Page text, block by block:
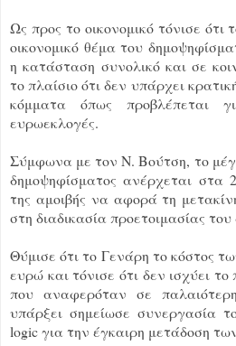
Ως προς το οικονομικό τόνισε
οικονομικό θέμα του
η κατάσταση συνολικό και σε
το πλαίσιο ότι δεν υπάρχει
κόμματα όπως προβλέπεται
ευρωεκλογές.
Σύμφωνα με τον Ν. Βούτση, το
δημοψηφίσματος ανέρχεται στα
της αμοιβής να αφορά τη
στη διαδικασία προετοιμασίας
Θύμισε ότι το Γενάρη το κόστος
ευρώ και τόνισε ότι δεν ισχύει
που αναφερόταν σε
υπάρξει σημείωσε συνεργασία
logic για την έγκαιρη μετάδοση